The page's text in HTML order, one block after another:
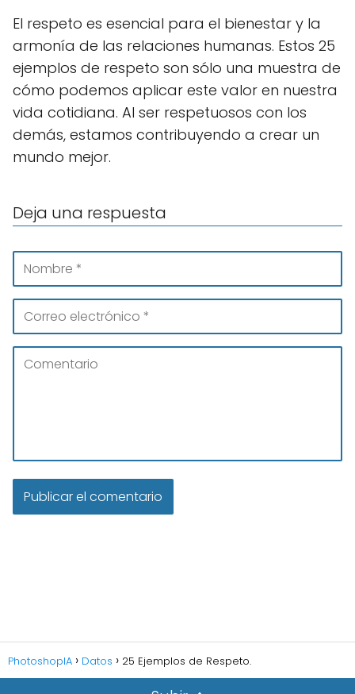
El respeto es esencial para el bienestar y la
armonía de las relaciones humanas. Estos 25
ejemplos de respeto son sólo una muestra de
cómo podemos aplicar este valor en nuestra
vida cotidiana. Al ser respetuosos con los
demás, estamos contribuyendo a crear un
mundo mejor.
Deja una respuesta
PhotoshopIA Datos 25 Ejemplos de Respeto.